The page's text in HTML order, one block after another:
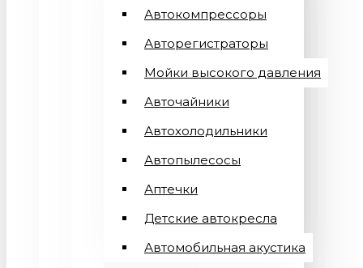
Автокомпрессоры
Авторегистраторы
Мойки высокого давления
Авточайники
Автохолодильники
Автопылесосы
Аптечки
Детские автокресла
Автомобильная акустика